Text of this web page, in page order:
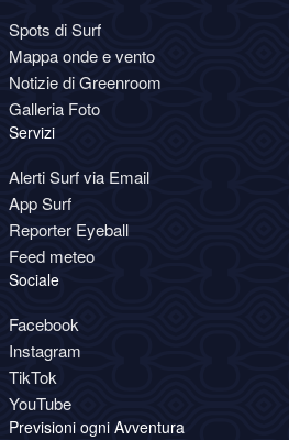
Spots di Surf
Mappa onde e vento
Notizie di Greenroom
Galleria Foto
Servizi
Alerti Surf via Email
App Surf
Reporter Eyeball
Feed meteo
Sociale
Facebook
Instagram
TikTok
YouTube
Previsioni ogni Avventura